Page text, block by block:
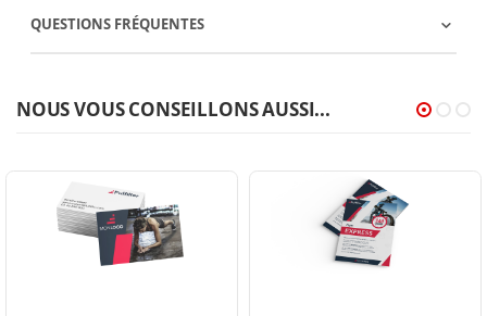
QUESTIONS FRÉQUENTES
NOUS VOUS CONSEILLONS AUSSI...